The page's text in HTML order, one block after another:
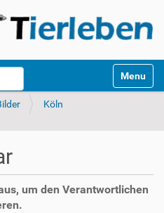
Toggle
Köln
um den Verantwortlichen